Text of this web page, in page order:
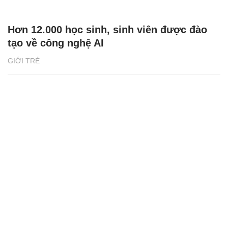
GIỚI TRẺ
Hơn 12.000 học sinh, sinh viên được đào
tạo về công nghệ AI